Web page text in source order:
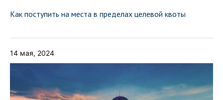
Как поступить на места в пределах целевой квоты
14 мая, 2024